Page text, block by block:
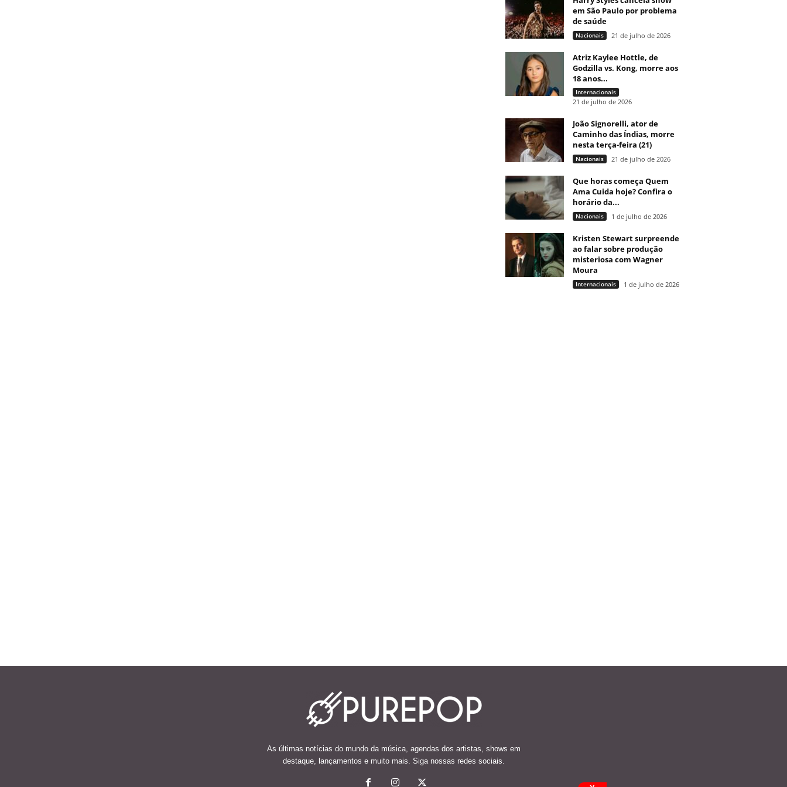
em São Paulo por problema
de saúde
Nacionais 21 de julho de 2026
Atriz Kaylee Hottle, de
Godzilla vs. Kong, morre aos
18 anos...
Internacionais
21 de julho de 2026
João Signorelli, ator de
Caminho das Índias, morre
nesta terça-feira (21)
Nacionais 21 de julho de 2026
Que horas começa Quem
Ama Cuida hoje? Confira o
horário da...
Nacionais 1 de julho de 2026
Kristen Stewart surpreende
ao falar sobre produção
misteriosa com Wagner
Moura
Internacionais 1 de julho de 2026
As últimas notícias do mundo da música, agendas dos artistas, shows em
destaque, lançamentos e muito mais. Siga nossas redes sociais.